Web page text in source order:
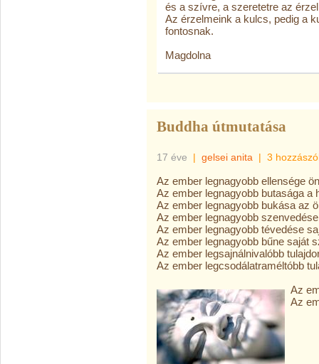
és a szívre, a szeretetre az
Az érzelmeink a kulcs, pedig a
fontosnak.
Magdolna
Buddha útmutatása
17 éve | gelsei anita | 3
Az ember legnagyobb ellensége
Az ember legnagyobb butasága a
Az ember legnagyobb bukása az
Az ember legnagyobb
Az ember legnagyobb tévedése
Az ember legnagyobb bűne saját
Az ember legsajnálnivalóbb
Az ember legcsodálatraméltóbb
Az
Az